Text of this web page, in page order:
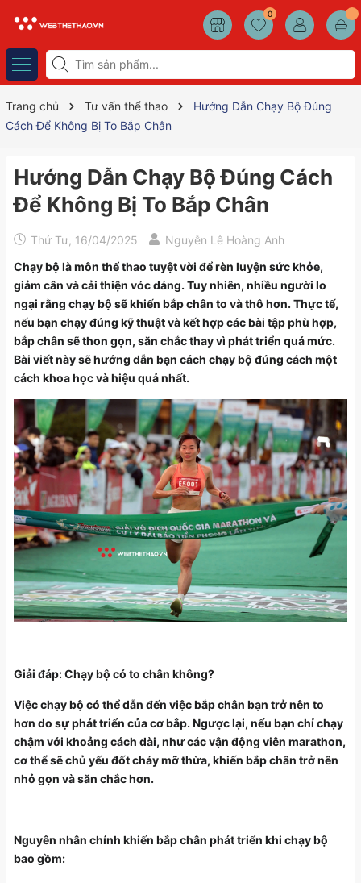
0
Trang chủ Tư vấn thể thao
Hướng Dẫn Chạy Bộ Đúng
Cách Để Không Bị To Bắp Chân
Hướng Dẫn Chạy Bộ Đúng Cách
Để Không Bị To Bắp Chân
Thứ Tư, 16/04/2025
Nguyễn Lê Hoàng Anh
Chạy bộ là môn thể thao tuyệt vời để rèn luyện sức khỏe,
giảm cân và cải thiện vóc dáng. Tuy nhiên, nhiều người lo
ngại rằng chạy bộ sẽ khiến bắp chân to và thô hơn. Thực tế,
nếu bạn chạy đúng kỹ thuật và kết hợp các bài tập phù hợp,
bắp chân sẽ thon gọn, săn chắc thay vì phát triển quá mức.
Bài viết này sẽ hướng dẫn bạn cách chạy bộ đúng cách một
cách khoa học và hiệu quả nhất.
Giải đáp: Chạy bộ có to chân không?
Việc chạy bộ có thể dẫn đến việc bắp chân bạn trở nên to
hơn do sự phát triển của cơ bắp. Ngược lại, nếu bạn chỉ chạy
chậm với khoảng cách dài, như các vận động viên marathon,
cơ thể sẽ chủ yếu đốt cháy mỡ thừa, khiến bắp chân trở nên
nhỏ gọn và săn chắc hơn.
Nguyên nhân chính khiến bắp chân phát triển khi chạy bộ
bao gồm: